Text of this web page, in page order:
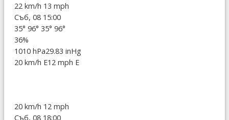
22 km/h 13 mph
Съб, 08 15:00
35° 96° 35° 96°
36%
1010 hPa29.83 inHg
20 km/h E12 mph E
20 km/h 12 mph
Съб, 08 18:00